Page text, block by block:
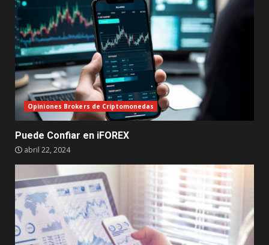
Opiniones Brokers de Criptomonedas
Puede Confiar en iFOREX
abril 22, 2024